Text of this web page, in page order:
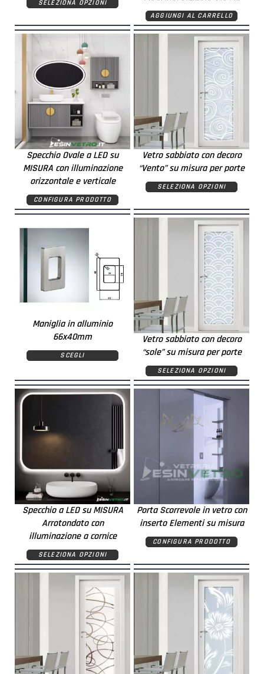
SELEZIONA OPZIONI
AGGIUNGI AL CARRELLO
Specchio Ovale a LED su
MISURA con illuminazione
orizzontale e verticale
CONFIGURA PRODOTTO
Vetro sabbiato con decoro
“Vento” su misura per porte
SELEZIONA OPZIONI
Maniglia in alluminio
66x40mm
SCEGLI
Vetro sabbiato con decoro
“sole” su misura per porte
SELEZIONA OPZIONI
Specchio a LED su MISURA
Arrotondato con
illuminazione a cornice
SELEZIONA OPZIONI
Porta Scorrevole in vetro con
inserto Elementi su misura
CONFIGURA PRODOTTO